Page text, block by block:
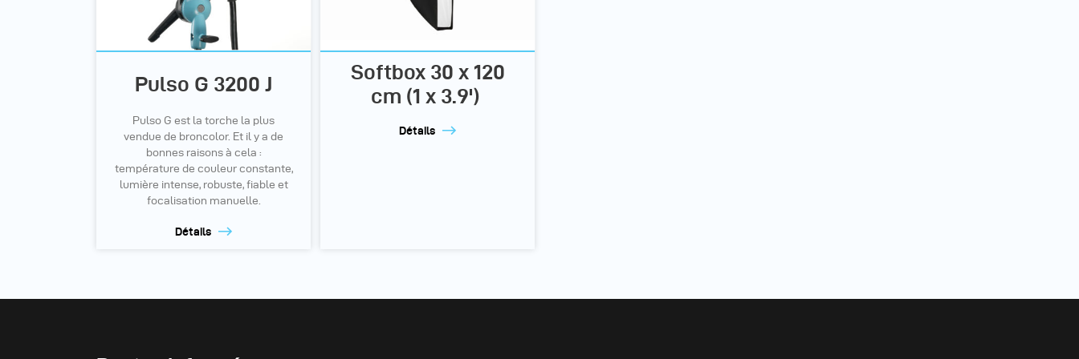
Pulso G 3200 J
Pulso G est la torche la plus
vendue de broncolor. Et il y a de
bonnes raisons à cela :
température de couleur constante,
lumière intense, robuste, fiable et
focalisation manuelle.
Détails
Softbox 30 x 120
cm (1 x 3.9')
Détails